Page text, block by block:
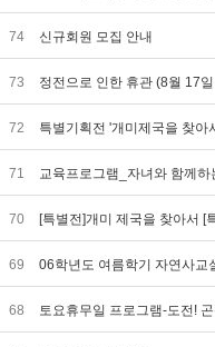
74 신규회원 모집 안내
73 정전으로 인한 휴관 (8월 17
72 특별기획전 '개미제국을 찾아
71 교육프로그램_자녀와 함께하
70 [특별전]개미 제국을 찾아서 [
69 06학년도 여름학기 자연사교
68 토요휴무일 프로그램-도전!